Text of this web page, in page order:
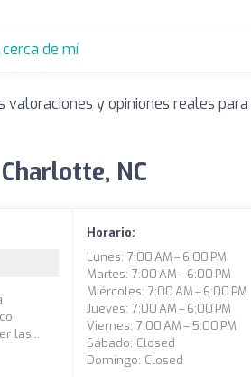
de mí
valoraciones y opiniones reales para
NC
las...
Horario:
Lunes: 7:00 AM – 6:00 PM
Martes: 7:00 AM – 6:00 PM
Miércoles: 7:00 AM – 6:00 PM
Jueves: 7:00 AM – 6:00 PM
Viernes: 7:00 AM – 5:00 PM
Sábado: Closed
Domingo: Closed